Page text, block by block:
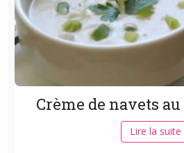
Crème de navets
Lire la suite